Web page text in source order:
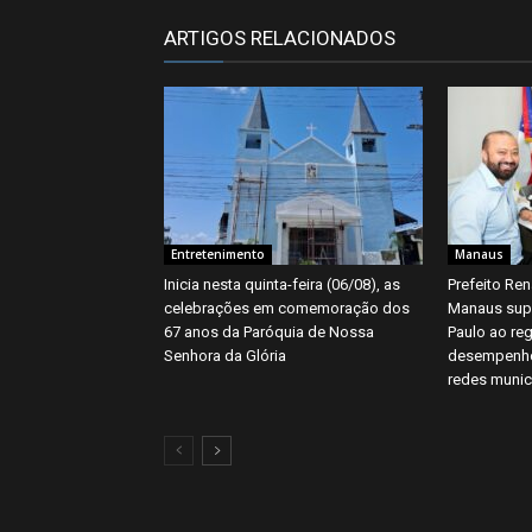
ARTIGOS RELACIONADOS
Entretenimento
Inicia nesta quinta-feira (06/08), as
celebrações em comemoração dos
67 anos da Paróquia de Nossa
Senhora da Glória
Manaus
Prefeito
Manaus
Paulo ao
redes